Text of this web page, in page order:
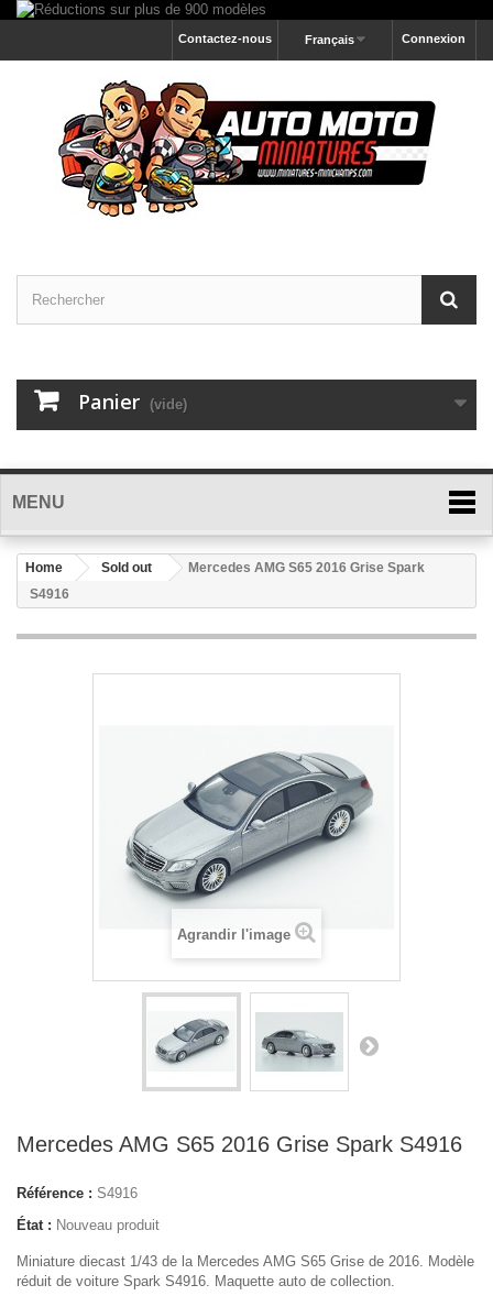
Connexion
Français
Contactez-nous
Panier (vide)
MENU
Home Sold out
Mercedes AMG S65 2016 Grise Spark
S4916
Agrandir l'image
Mercedes AMG S65 2016 Grise Spark S4916
Référence : S4916
État : Nouveau produit
Miniature diecast 1/43 de la Mercedes AMG S65 Grise de 2016. Modèle
réduit de voiture Spark S4916. Maquette auto de collection.